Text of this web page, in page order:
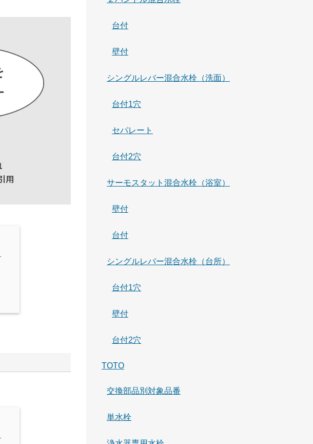
台付
壁付
シングルレバー混合水栓（洗面）
台付1穴
セパレート
台付2穴
サーモスタット混合水栓（浴室）
壁付
台付
シングルレバー混合水栓（台所）
台付1穴
壁付
台付2穴
TOTO
交換部品別対象品番
単水栓